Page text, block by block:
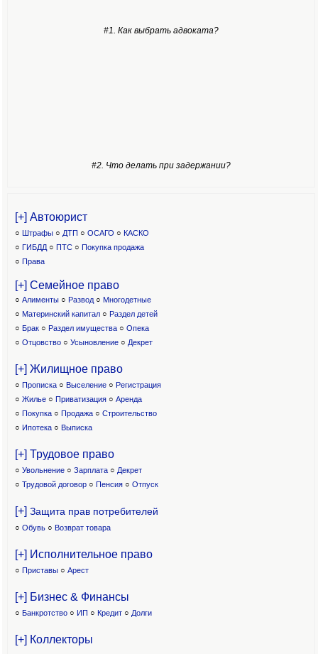
#1. Как выбрать адвоката?
#2. Что делать при задержании?
[+] Автоюрист
○ Штрафы ○ ДТП ○ ОСАГО ○ КАСКО
○ ГИБДД ○ ПТС ○ Покупка продажа
○ Права
[+] Семейное право
○ Алименты ○ Развод ○ Многодетные
○ Материнский капитал○ Раздел детей
○ Брак ○ Раздел имущества ○ Опека
○ Отцовство○ Усыновление ○ Декрет
[+] Жилищное право
○ Прописка ○ Выселение ○ Регистрация
○ Жилье ○ Приватизация ○ Аренда
○ Покупка ○ Продажа ○ Строительство
○ Ипотека ○ Выписка
[+] Трудовое право
○ Увольнение ○ Зарплата ○ Декрет
○ Трудовой договор ○ Пенсия ○ Отпуск
[+] Защита прав потребителей
○ Обувь ○ Возврат товара
[+] Исполнительное право
○ Приставы ○ Арест
[+] Бизнес & Финансы
○ Банкротство ○ ИП ○ Кредит ○ Долги
[+] Коллекторы